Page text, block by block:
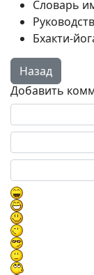
Словарь
Бхакти-
Добавить
Текст